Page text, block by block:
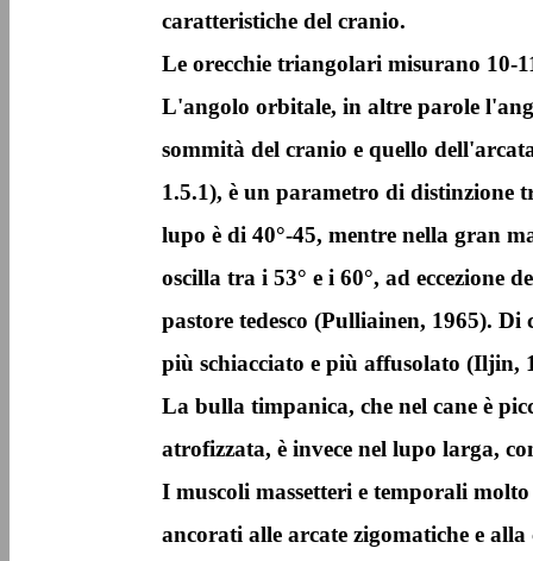
caratteristiche del cranio.
Le orecchie triangolari misurano 10-
L'angolo orbitale, in altre parole
sommità del cranio e quello
1.5.1), è un parametro di distinzione
lupo è di 40°-45, mentre nella gran
oscilla tra i 53° e i 60°, ad eccezione
pastore tedesco (Pulliainen, 1965).
più schiacciato e più affusolato (Iljin,
La bulla timpanica, che nel cane è
atrofizzata, è invece nel lupo larga,
I muscoli massetteri e temporali
ancorati alle arcate zigomatiche e